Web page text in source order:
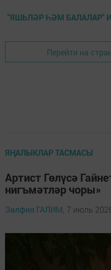
"ЯШЬЛӘР ҺӘМ БАЛАЛАР"
Перейти на
ЯҢАЛЫКЛАР ТАСМАСЫ
Артист Гөлүсә
нигъмәтләр чоры»
Зөлфия ГАЛИМ, 7 июль